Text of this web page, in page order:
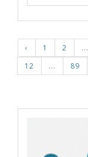
‹ 1 2 ...
12
... 89